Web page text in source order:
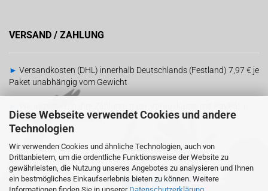
Diese Webseite verwendet Cookies und andere
Technologien
Wir verwenden Cookies und ähnliche Technologien, auch von
Drittanbietern, um die ordentliche Funktionsweise der Website zu
gewährleisten, die Nutzung unseres Angebotes zu analysieren und Ihnen
ein bestmögliches Einkaufserlebnis bieten zu können. Weitere
Informationen finden Sie in unserer Datenschutzerklärung
VERSAND / ZAHLUNG
► Versandkosten (DHL) innerhalb Deutschlands (Festland) 7,97 € je
Paket unabhängig vom Gewicht
Barzahlung bei Abholung
RECHTLICHES
-AGB
SOCIAL MEDIA